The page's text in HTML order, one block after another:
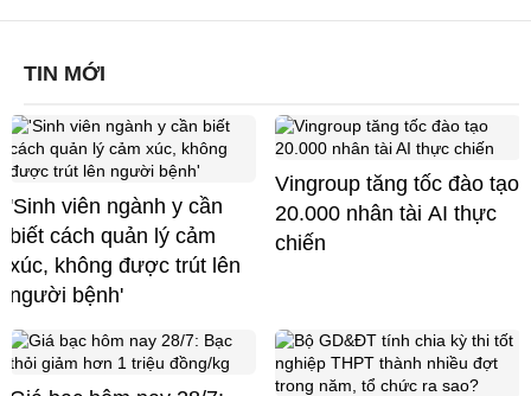
TIN MỚI
'Sinh viên ngành y cần
biết cách quản lý cảm
xúc, không được trút lên
người bệnh'
Vingroup tăng tốc đào tạo
20.000 nhân tài AI thực
chiến